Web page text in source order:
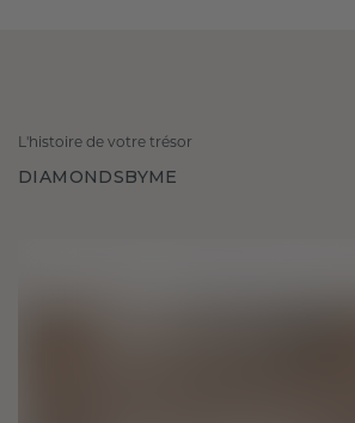
L'histoire de votre trésor
DIAMONDSBYME